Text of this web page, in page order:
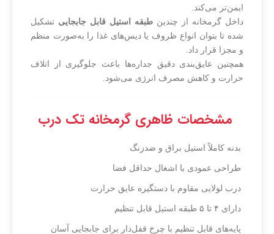
ایمن‌تر می‌کند.
داخل گرمخانه از چندین طبقه استیل قابل جابجایی تشکیل
شده تا بتوان انواع ظروف یا دیس‌های غذا را به‌صورت منظم
و مجزا قرار داد.
همچنین عایق‌بندی دقیق جداره‌ها باعث جلوگیری از اتلاف
حرارت و کاهش مصرف انرژی می‌شود.
مشخصات ظاهری گرمخانه تک درب
بدنه کاملاً استیل براق و ضدزنگ
طراحی عمودی با اشغال حداقل فضا
درب لولایی مقاوم با دستگیره عایق حرارت
دارای ۴ تا ۵ طبقه استیل قابل تنظیم
پایه‌های قابل تنظیم با چرخ قفل‌دار برای جابجایی آسان